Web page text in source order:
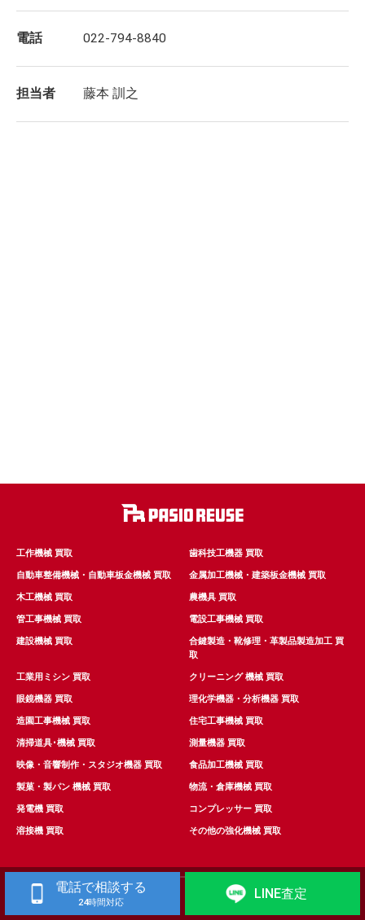
電話 022-794-8840
担当者 藤本 訓之
電話で相談する
24時間対応
LINE査定
工作機械 買取 歯科技工機器 買取
自動車整備機械・自動車板金機械 買取 金属加工機械・建築板金機械 買取
木工機械 買取 農機具 買取
管工事機械 買取 電設工事機械 買取
建設機械 買取
合鍵製造・靴修理・革製品製造加工 買
取
工業用ミシン 買取 クリーニング 機械 買取
眼鏡機器 買取 理化学機器・分析機器 買取
造園工事機械 買取 住宅工事機械 買取
清掃道具･機械 買取 測量機器 買取
映像・音響制作・スタジオ機器 買取 食品加工機械 買取
製菓・製パン 機械 買取 物流・倉庫機械 買取
発電機 買取 コンプレッサー 買取
溶接機 買取 その他の強化機械 買取
Copyright© パシオリユース All Rights Reserved.